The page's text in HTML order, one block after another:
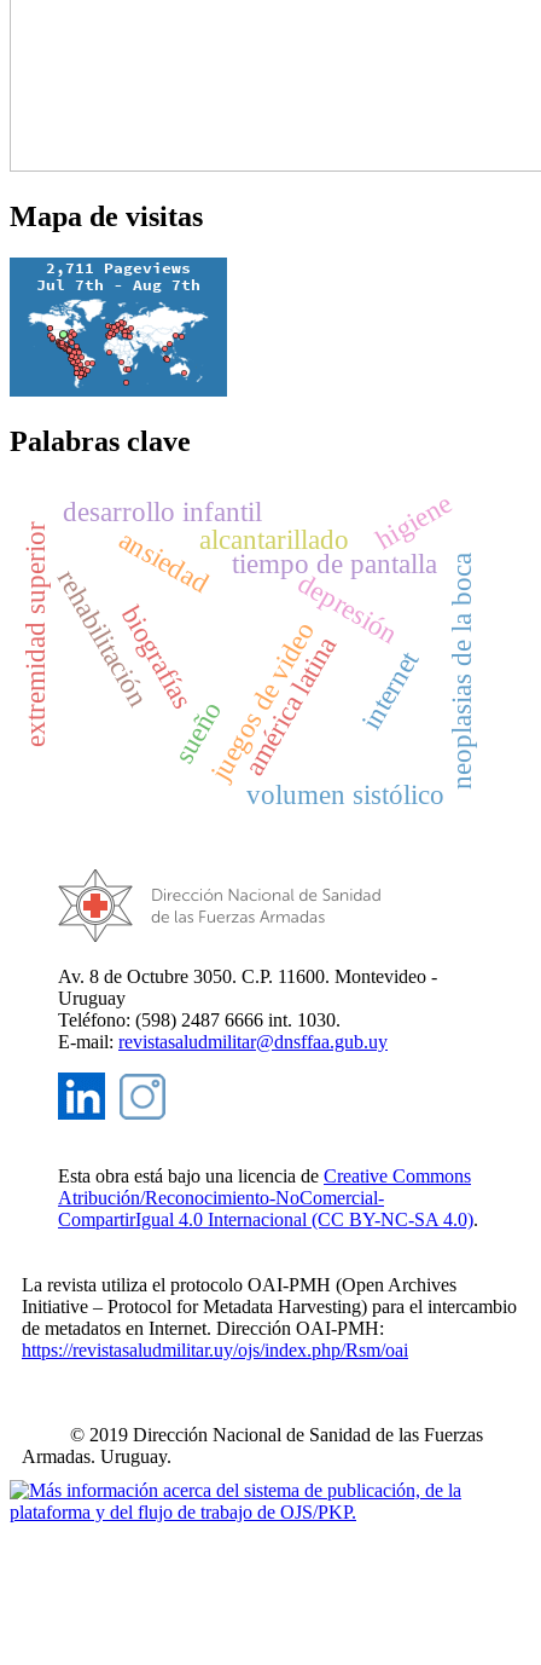
Mapa de visitas
Palabras clave
biografías
sueño
ansiedad
depresión
desarrollo infantil
internet
juegos de video
tiempo de pantalla neoplasias de la boca
alcantarillado higiene
américa latina
rehabilitación
volumen sistólico
extremidad superior
Av. 8 de Octubre 3050. C.P. 11600. Montevideo -
Uruguay
Teléfono: (598) 2487 6666 int. 1030.
E-mail: revistasaludmilitar@dnsffaa.gub.uy
Esta obra está bajo una licencia de Creative Commons
Atribución/Reconocimiento-NoComercial-
CompartirIgual 4.0 Internacional (CC BY-NC-SA 4.0).
La revista utiliza el protocolo OAI-PMH (Open Archives
Initiative – Protocol for Metadata Harvesting) para el intercambio
de metadatos en Internet. Dirección OAI-PMH:
https://revistasaludmilitar.uy/ojs/index.php/Rsm/oai
© 2019 Dirección Nacional de Sanidad de las Fuerzas
Armadas. Uruguay.